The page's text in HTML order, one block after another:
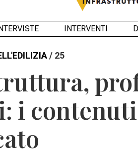
INTERVENTI
/ 25
i